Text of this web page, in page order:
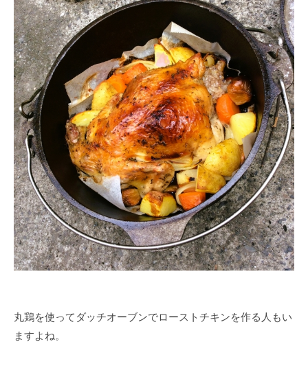
丸鶏を使ってダッチオーブンでローストチキンを作る人もい
ますよね。